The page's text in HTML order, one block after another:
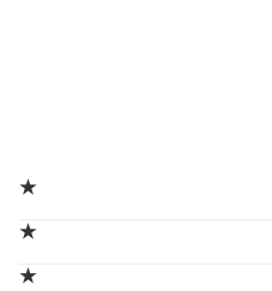
★
★
★